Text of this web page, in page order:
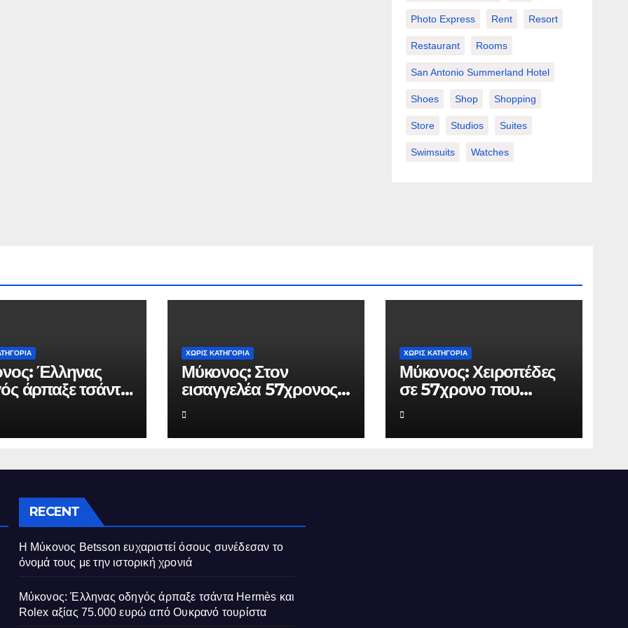
Photo Express Rent Resort
Restaurant Rooms
San Antonio Summerland Hotel
Shoes Shop Shopping
Store Studios Suites
Swimsuits Watches
Έλληνας
άρπαξε τσάντα
και Rolex
75.000 ευρώ
ΧΩΡΊΣ ΚΑΤΗΓΟΡΊΑ
Μύκονος: Στον
εισαγγελέα 57χρονος
που απαιτούσε από
επιχειρηματία 80.000
ευρώ για να μην κάνει
ΧΩΡΊΣ ΚΑΤΗΓΟΡΊΑ
Μύκονος: Χειροπέδες
σε 57χρονο που
φέρεται να εκβίαζε
επιχείρηση για να
«θάψει» ψευδείς
RECENT
Η Μύκονος Betsson ευχαριστεί όσους συνέδεσαν το
όνομά τους με την ιστορική χρονιά
Μύκονος: Έλληνας οδηγός άρπαξε τσάντα Hermès και
Rolex αξίας 75.000 ευρώ από Ουκρανό τουρίστα